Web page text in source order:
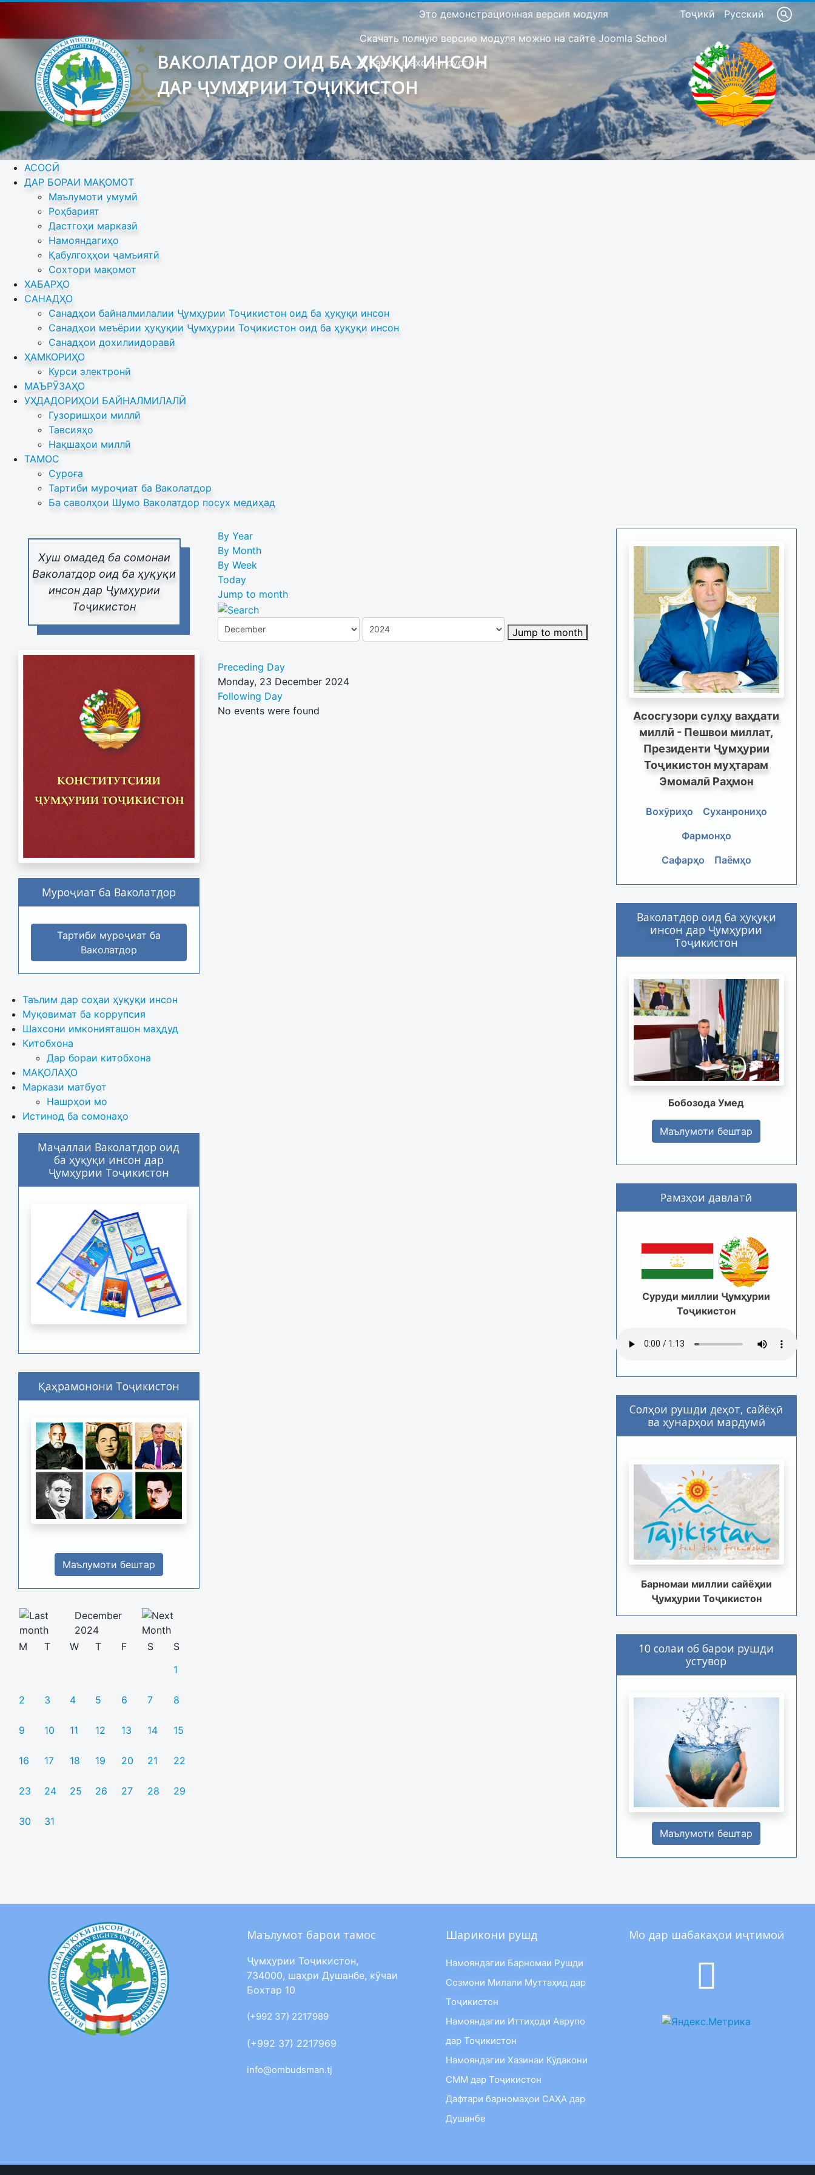
Тоҷикӣ Русский
Это демонстрационная версия модуля
Скачать полную версию модуля можно на сайте Joomla School
Барои шахсони сустбин
ВАКОЛАТДОР ОИД БА ҲУҚУҚИ ИНСОН
ДАР ҶУМҲУРИИ ТОҶИКИСТОН
АСОСӢ
ДАР БОРАИ МАҚОМОТ
Маълумоти умумӣ
Роҳбарият
Дастгоҳи марказӣ
Намояндагиҳо
Қабулгоҳҳои ҷамъиятӣ
Сохтори мақомот
ХАБАРҲО
САНАДҲО
Санадҳои байналмилалии Ҷумҳурии Тоҷикистон оид ба ҳуқуқи инсон
Санадҳои меъёрии ҳуқуқии Ҷумҳурии Тоҷикистон оид ба ҳуқуқи инсон
Санадҳои дохилиидоравӣ
ҲАМКОРИҲО
Курси электронӣ
МАЪРӮЗАҲО
УҲДАДОРИҲОИ БАЙНАЛМИЛАЛӢ
Гузоришҳои миллӣ
Тавсияҳо
Нақшаҳои миллӣ
ТАМОС
Суроға
Тартиби муроҷиат ба Ваколатдор
Ба саволҳои Шумо Ваколатдор посух медиҳад
Хуш омадед ба сомонаи
Ваколатдор оид ба ҳуқуқи
инсон дар Ҷумҳурии
Тоҷикистон
Муроҷиат ба Ваколатдор
Тартиби муроҷиат ба
Ваколатдор
Таълим дар соҳаи ҳуқуқи инсон
Муқовимат ба коррупсия
Шахсони имконияташон маҳдуд
Китобхона
Дар бораи китобхона
МАҚОЛАҲО
Маркази матбуот
Нашрҳои мо
Истинод ба сомонаҳо
Маҷаллаи Ваколатдор оид
ба ҳуқуқи инсон дар
Ҷумҳурии Тоҷикистон
Қаҳрамонони Тоҷикистон
Маълумоти бештар
December
2024
M
T W T F S
S
1
2 3 4 5 6 7 8
9 10 11 12 13 14 15
16 17 18 19 20 21 22
23 24 25 26 27 28 29
30 31
By Year
By Month
By Week
Today
Jump to month
Jump to month
Preceding Day
Monday, 23 December 2024
Following Day
No events were found
Асосгузори сулҳу ваҳдати
миллӣ - Пешвои миллат,
Президенти Ҷумҳурии
Тоҷикистон муҳтарам
Эмомалӣ Раҳмон
Вохӯриҳо
Суханрониҳо
Фармонҳо
Сафарҳо
Паёмҳо
Ваколатдор оид ба ҳуқуқи
инсон дар Ҷумҳурии
Тоҷикистон
Бобозода Умед
Маълумоти бештар
Рамзҳои давлатӣ
Суруди миллии Ҷумҳурии
Тоҷикистон
Солҳои рушди деҳот, сайёҳӣ
ва ҳунарҳои мардумӣ
Барномаи миллии сайёҳии
Ҷумҳурии Тоҷикистон
10 солаи об барои рушди
устувор
Маълумоти бештар
Маълумот барои тамос
Ҷумҳурии Тоҷикистон,
734000, шаҳри Душанбе, кӯчаи
Бохтар 10
(+992 37) 2217989
(+992 37) 2217969
info@ombudsman.tj
Шарикони рушд
Намояндагии Барномаи Рушди
Созмони Милали Муттаҳид дар
Тоҷикистон
Намояндагии Иттиҳоди Аврупо
дар Тоҷикистон
Намояндагии Хазинаи Кӯдакони
СММ дар Тоҷикистон
Дафтари барномаҳои САҲА дар
Душанбе
Мо дар шабакаҳои иҷтимоӣ